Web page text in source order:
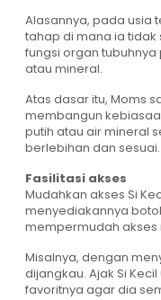
Alasannya, pada usia
tahap di mana ia
fungsi organ tubuhnya
atau mineral.
Atas dasar itu, Moms
membangun
putih atau air mineral
berlebihan dan sesuai.
Fasilitasi akses
Mudahkan akses Si
menyediakannya
mempermudah akses
Misalnya, dengan
dijangkau. Ajak Si
favoritnya agar dia